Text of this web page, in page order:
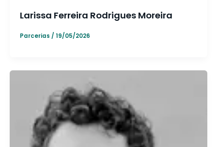
Larissa Ferreira Rodrigues Moreira
Parcerias / 19/05/2026